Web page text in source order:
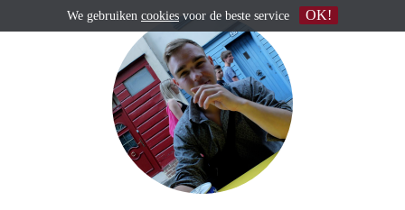
We gebruiken cookies voor de beste service OK!